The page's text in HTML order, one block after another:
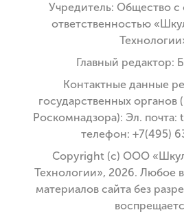
Учредитель: Общество с
ответственностью
Главный редактор:
Контактные данные
государственных органов
Роскомнадзора): Эл. почта:
телефон: +7(495)
Copyright (с) ООО
Технологии», 2026. Любое
материалов сайта без